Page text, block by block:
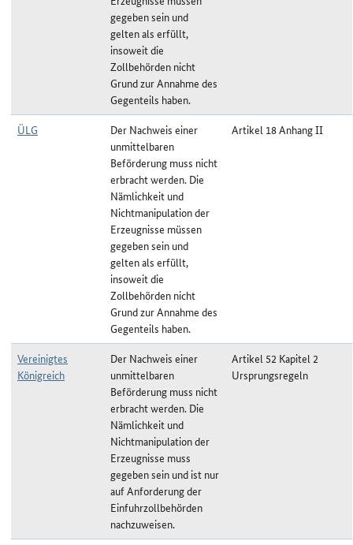
gegeben sein und
gelten als erfüllt,
insoweit die
Zollbehörden nicht
Grund zur Annahme des
Gegenteils haben.
ÜLG
Der Nachweis einer
unmittelbaren
Beförderung muss nicht
erbracht werden. Die
Nämlichkeit und
Nichtmanipulation der
Erzeugnisse müssen
gegeben sein und
gelten als erfüllt,
insoweit die
Zollbehörden nicht
Grund zur Annahme des
Gegenteils haben.
Artikel 18 Anhang II
Vereinigtes
Königreich
Der Nachweis einer
unmittelbaren
Beförderung muss nicht
erbracht werden. Die
Nämlichkeit und
Nichtmanipulation der
Erzeugnisse muss
gegeben sein und ist nur
auf Anforderung der
Einfuhrzollbehörden
nachzuweisen.
Artikel 52 Kapitel 2
Ursprungsregeln